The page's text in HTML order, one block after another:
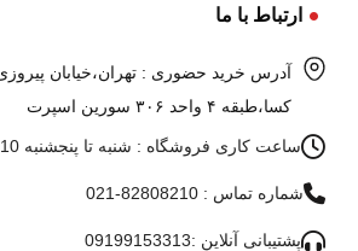
ارتباط با ما
آدرس خرید حضوری : تهران،خیابان
کسا،طبقه ۴ واحد ۳۰۶ سورین اسپرت
ساعت کاری فروشگاه : شنبه تا پنجشنبه 10 الی 19
شماره تماس : 82808210-021
پشتیبانی آنلاین :09199153313